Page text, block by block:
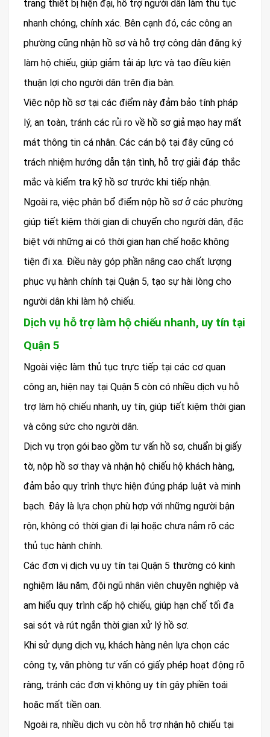
trang thiết bị hiện đại, hỗ trợ người dân làm thủ tục
nhanh chóng, chính xác. Bên cạnh đó, các công an
phường cũng nhận hồ sơ và hỗ trợ công dân đăng ký
làm hộ chiếu, giúp giảm tải áp lực và tạo điều kiện
thuận lợi cho người dân trên địa bàn.
Việc nộp hồ sơ tại các điểm này đảm bảo tính pháp
lý, an toàn, tránh các rủi ro về hồ sơ giả mạo hay mất
mát thông tin cá nhân. Các cán bộ tại đây cũng có
trách nhiệm hướng dẫn tận tình, hỗ trợ giải đáp thắc
mắc và kiểm tra kỹ hồ sơ trước khi tiếp nhận.
Ngoài ra, việc phân bổ điểm nộp hồ sơ ở các phường
giúp tiết kiệm thời gian di chuyển cho người dân, đặc
biệt với những ai có thời gian hạn chế hoặc không
tiện đi xa. Điều này góp phần nâng cao chất lượng
phục vụ hành chính tại Quận 5, tạo sự hài lòng cho
người dân khi làm hộ chiếu.
Dịch vụ hỗ trợ làm hộ chiếu nhanh, uy tín tại
Quận 5
Ngoài việc làm thủ tục trực tiếp tại các cơ quan
công an, hiện nay tại Quận 5 còn có nhiều dịch vụ hỗ
trợ làm hộ chiếu nhanh, uy tín, giúp tiết kiệm thời gian
và công sức cho người dân.
Dịch vụ trọn gói bao gồm tư vấn hồ sơ, chuẩn bị giấy
tờ, nộp hồ sơ thay và nhận hộ chiếu hộ khách hàng,
đảm bảo quy trình thực hiện đúng pháp luật và minh
bạch. Đây là lựa chọn phù hợp với những người bận
rộn, không có thời gian đi lại hoặc chưa nắm rõ các
thủ tục hành chính.
Các đơn vị dịch vụ uy tín tại Quận 5 thường có kinh
nghiệm lâu năm, đội ngũ nhân viên chuyên nghiệp và
am hiểu quy trình cấp hộ chiếu, giúp hạn chế tối đa
sai sót và rút ngắn thời gian xử lý hồ sơ.
Khi sử dụng dịch vụ, khách hàng nên lựa chọn các
công ty, văn phòng tư vấn có giấy phép hoạt động rõ
ràng, tránh các đơn vị không uy tín gây phiền toái
hoặc mất tiền oan.
Ngoài ra, nhiều dịch vụ còn hỗ trợ nhận hộ chiếu tại